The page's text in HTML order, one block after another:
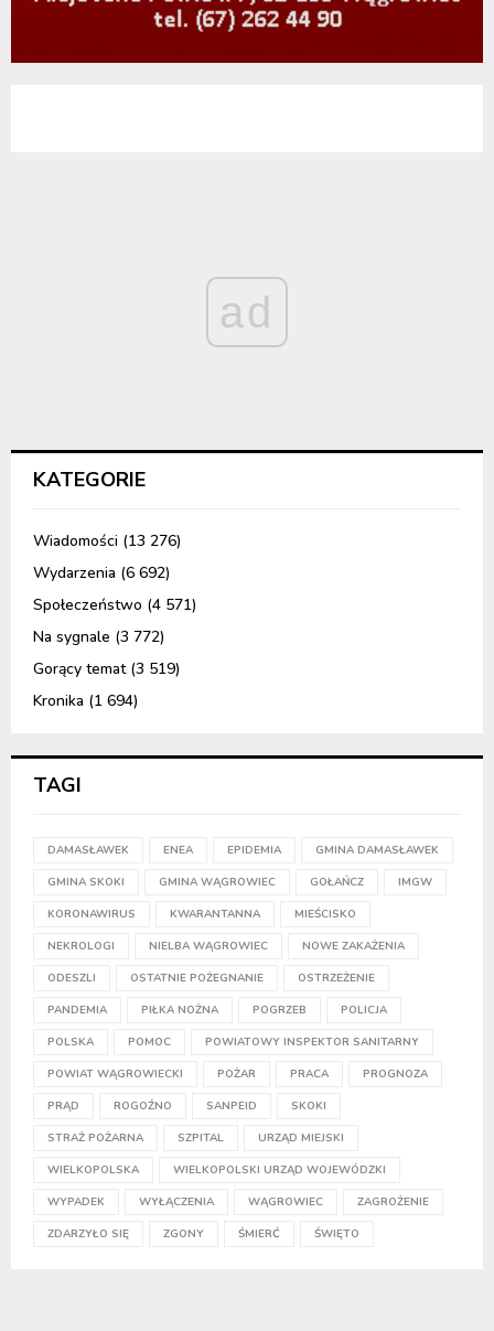
ad
KATEGORIE
Wiadomości (13 276)
Wydarzenia (6 692)
Społeczeństwo (4 571)
Na sygnale (3 772)
Gorący temat(3 519)
Kronika (1 694)
TAGI
DAMASŁAWEK ENEA EPIDEMIA GMINA DAMASŁAWEK
GMINA SKOKI GMINA WĄGROWIEC GOŁAŃCZ IMGW
KORONAWIRUS KWARANTANNA MIEŚCISKO
NEKROLOGI NIELBA WĄGROWIEC NOWE ZAKAŻENIA
ODESZLI OSTATNIE POŻEGNANIE OSTRZEŻENIE
PANDEMIA PIŁKA NOŻNA POGRZEB POLICJA
POLSKA POMOC POWIATOWY INSPEKTOR SANITARNY
POWIAT WĄGROWIECKI POŻAR PRACA PROGNOZA
PRĄD ROGOŹNO SANPEID SKOKI
STRAŻ POŻARNA SZPITAL URZĄD MIEJSKI
WIELKOPOLSKA WIELKOPOLSKI URZĄD WOJEWÓDZKI
WYPADEK WYŁĄCZENIA WĄGROWIEC ZAGROŻENIE
ZDARZYŁO SIĘ ZGONY ŚMIERĆ ŚWIĘTO